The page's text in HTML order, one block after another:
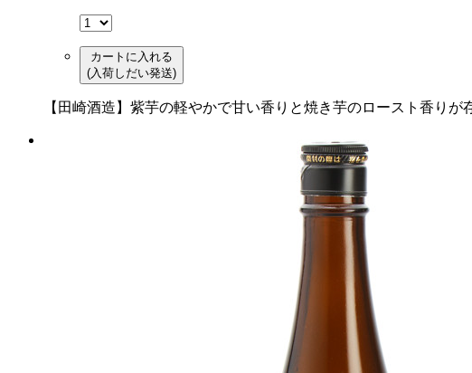
カートに入れる
(入荷しだい発送)
【田崎酒造】紫芋の軽やかで甘い香りと焼き芋のロースト香り